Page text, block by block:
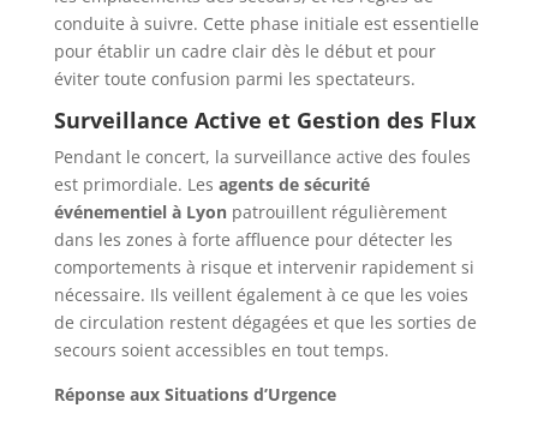
conduite à suivre. Cette phase initiale est essentielle
pour établir un cadre clair dès le début et pour
éviter toute confusion parmi les spectateurs.
Surveillance Active et Gestion des Flux
Pendant le concert, la surveillance active des foules
est primordiale. Les agents de sécurité
événementiel à Lyonpatrouillent régulièrement
dans les zones à forte affluence pour détecter les
comportements à risque et intervenir rapidement si
nécessaire. Ils veillent également à ce que les voies
de circulation restent dégagées et que les sorties de
secours soient accessibles en tout temps.
Réponse aux Situations d’Urgence